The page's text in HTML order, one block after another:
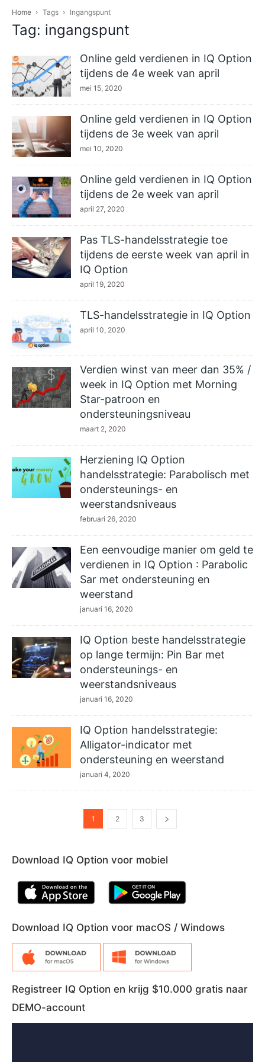
Home Tags Ingangspunt
Tag: ingangspunt
Online geld verdienen in IQ Option
tijdens de 4e week van april
mei 15, 2020
Online geld verdienen in IQ Option
tijdens de 3e week van april
mei 10, 2020
Online geld verdienen in IQ Option
tijdens de 2e week van april
april 27, 2020
Pas TLS-handelsstrategie toe
tijdens de eerste week van april in
IQ Option
april 19, 2020
TLS-handelsstrategie in IQ Option
april 10, 2020
Verdien winst van meer dan 35% /
week in IQ Option met Morning
Star-patroon en
ondersteuningsniveau
maart 2, 2020
Herziening IQ Option
handelsstrategie: Parabolisch met
ondersteunings- en
weerstandsniveaus
februari 26, 2020
Een eenvoudige manier om geld te
verdienen in IQ Option : Parabolic
Sar met ondersteuning en
weerstand
januari 16, 2020
IQ Option beste handelsstrategie
op lange termijn: Pin Bar met
ondersteunings- en
weerstandsniveaus
januari 16, 2020
IQ Option handelsstrategie:
Alligator-indicator met
ondersteuning en weerstand
januari 4, 2020
1 2 3
Download IQ Option voor mobiel
Download IQ Option voor macOS / Windows
Registreer IQ Option en krijg $10.000 gratis naar
DEMO-account